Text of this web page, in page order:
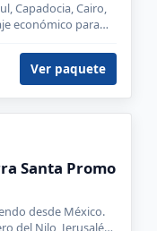
Capadocia, Cairo,
económico para
Ver paquete
Santa Promo
desde México.
del Nilo, Jerusalén